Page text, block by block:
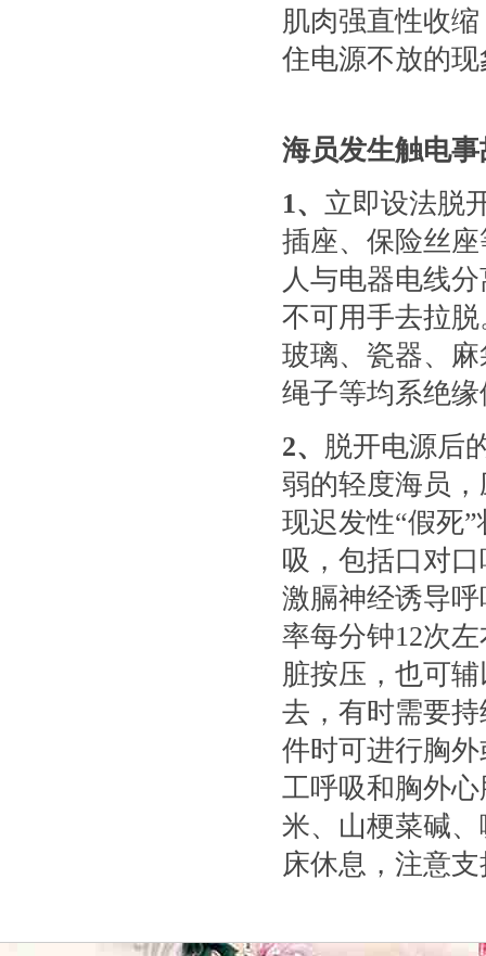
肌肉强直性收
住电源不放的
海员发生触电
1、 立即设法脱
插座、保险丝
人与电器电线
不可用手去拉
玻璃、瓷器、
绳子等均系绝
2、 脱开电源后
弱的轻度海员
现迟发性“假死
吸，包括口对
激膈神经诱导
率每分钟12次
脏按压，也可
去，有时需要
件时可进行胸
工呼吸和胸外
米、山梗菜碱
床休息，注意